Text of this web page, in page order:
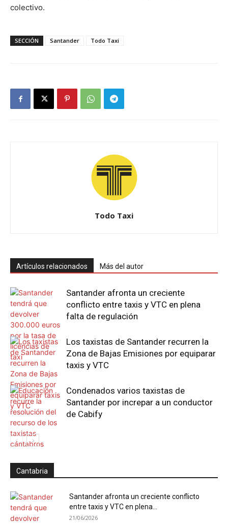
colectivo.
SECCIÓN Santander Todo Taxi
Todo Taxi
Artículos relacionados Más del autor
Santander afronta un creciente
conflicto entre taxis y VTC en plena
falta de regulación
Los taxistas de Santander recurren la
Zona de Bajas Emisiones por equiparar
taxis y VTC
Condenados varios taxistas de
Santander por increpar a un conductor
de Cabify
Cantabria
Santander afronta un creciente conflicto
entre taxis y VTC en plena...
21/06/2026